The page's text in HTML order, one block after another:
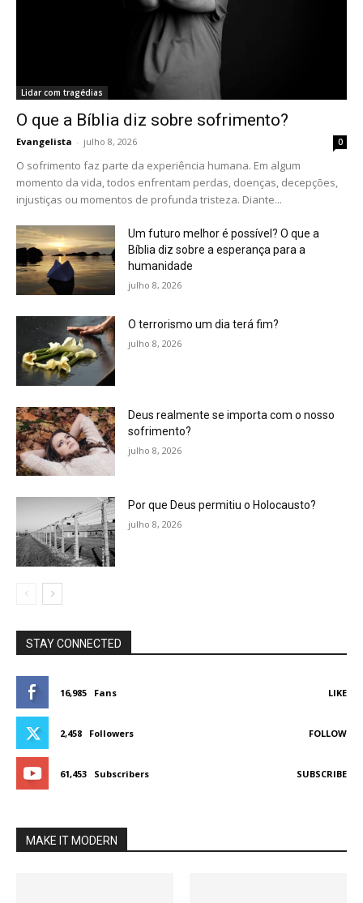
Lidar com tragédias
O que a Bíblia diz sobre sofrimento?
Evangelista - julho 8, 2026 0
O sofrimento faz parte da experiência humana. Em algum
momento da vida, todos enfrentam perdas, doenças, decepções,
injustiças ou momentos de profunda tristeza. Diante...
Um futuro melhor é possível? O que a
Bíblia diz sobre a esperança para a
humanidade
julho 8, 2026
O terrorismo um dia terá fim?
julho 8, 2026
Deus realmente se importa com o nosso
sofrimento?
julho 8, 2026
Por que Deus permitiu o Holocausto?
julho 8, 2026
STAY CONNECTED
16,985 Fans LIKE
2,458 Followers FOLLOW
61,453 Subscribers SUBSCRIBE
MAKE IT MODERN